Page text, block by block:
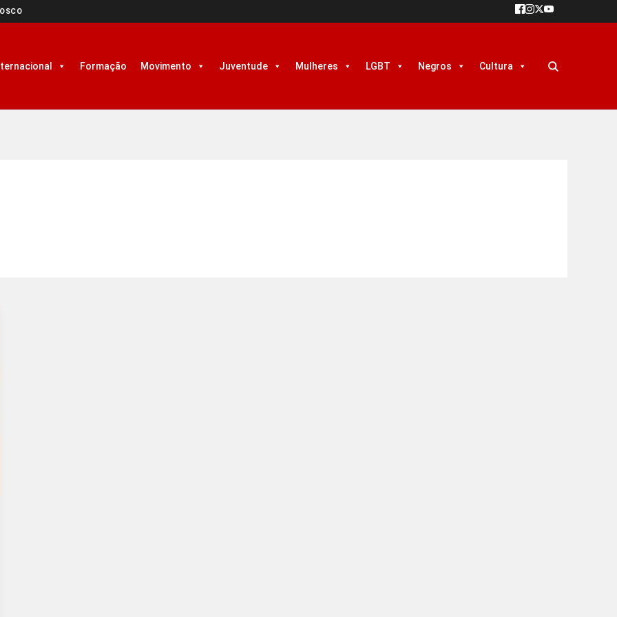
Formação Movimento Juventude Mulheres LGBT Negros Cultura